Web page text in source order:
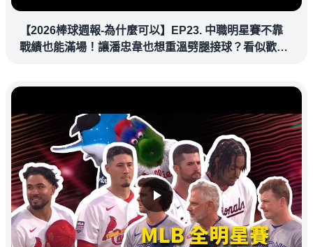
【2026棒球週報-為什麼可以】EP23. 中職明星賽不靠
戰績也能滿場！讓潘忠韋也想重溫劈腿接球？看似歡樂